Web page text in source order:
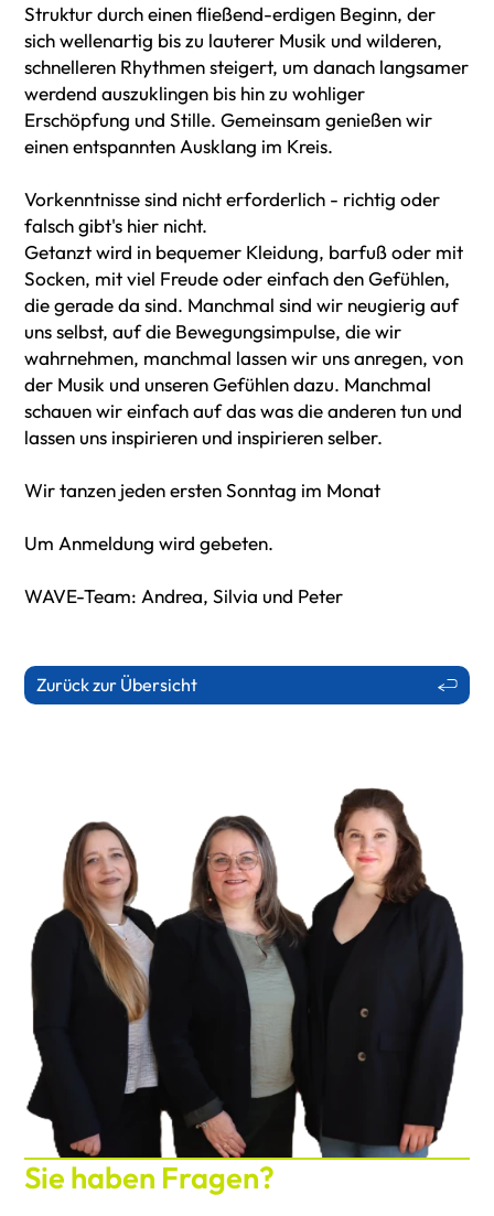
Struktur durch einen fließend-erdigen Beginn, der
sich wellenartig bis zu lauterer Musik und wilderen,
schnelleren Rhythmen steigert, um danach langsamer
werdend auszuklingen bis hin zu wohliger
Erschöpfung und Stille. Gemeinsam genießen wir
einen entspannten Ausklang im Kreis.
Vorkenntnisse sind nicht erforderlich - richtig oder
falsch gibt's hier nicht.
Getanzt wird in bequemer Kleidung, barfuß oder mit
Socken, mit viel Freude oder einfach den Gefühlen,
die gerade da sind. Manchmal sind wir neugierig auf
uns selbst, auf die Bewegungsimpulse, die wir
wahrnehmen, manchmal lassen wir uns anregen, von
der Musik und unseren Gefühlen dazu. Manchmal
schauen wir einfach auf das was die anderen tun und
lassen uns inspirieren und inspirieren selber.
Wir tanzen jeden ersten Sonntag im Monat
Um Anmeldung wird gebeten.
WAVE-Team: Andrea, Silvia und Peter
Zurück zur Übersicht
Sie haben Fragen?